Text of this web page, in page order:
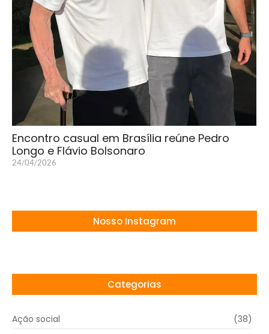
Encontro casual em Brasília reúne Pedro
Longo e Flávio Bolsonaro
24/04/2026
Nosso Instagram
Categorias
Ação social
(38)